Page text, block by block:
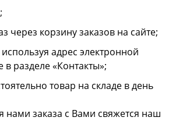
через корзину заказов на сайте;
используя адрес электронной
разделе «Контакты»;
товар на складе в день
нами заказа с Вами свяжется наш